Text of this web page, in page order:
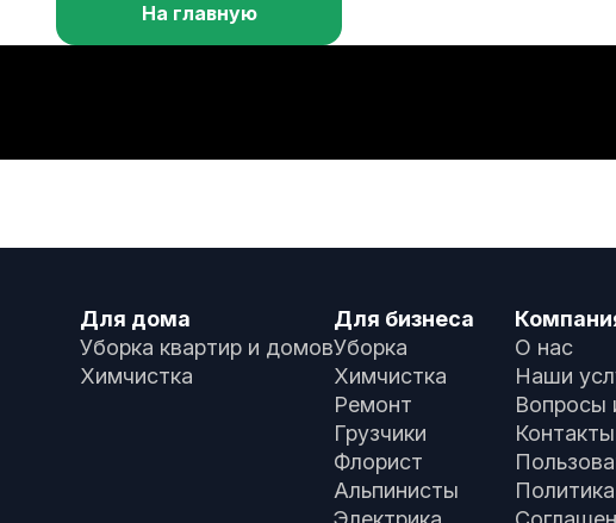
На главную
Для дома
Уборка квартир и домов
Химчистка
Для бизнеса
Уборка
Химчистка
Ремонт
Грузчики
Флорист
Альпинисты
О нас
Наши
Вопросы
Контакты